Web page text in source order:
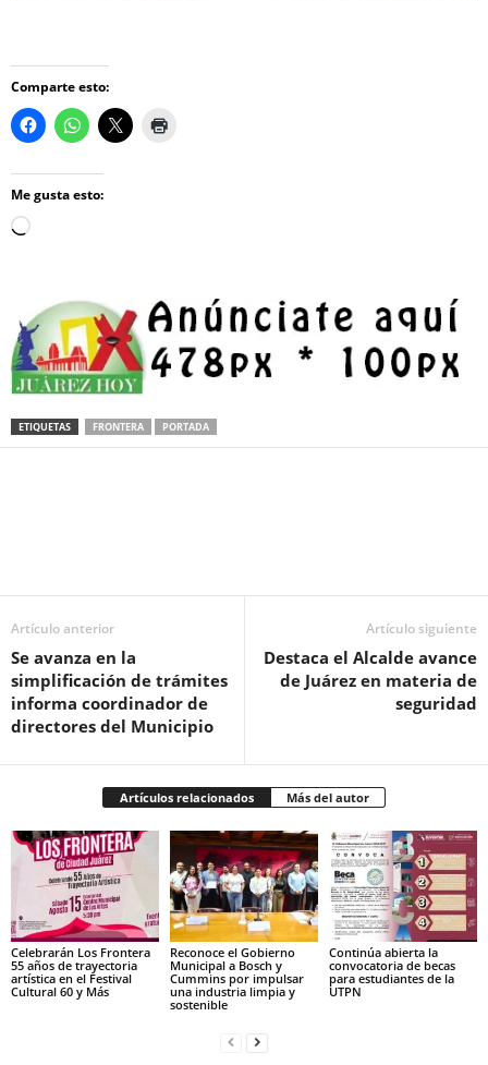
Comparte esto:
Me gusta esto:
Loading…
ETIQUETAS FRONTERA PORTADA
Artículo anterior
Se avanza en la
simplificación de trámites
informa coordinador de
directores del Municipio
Artículo siguiente
Destaca el Alcalde avance
de Juárez en materia de
seguridad
Artículos relacionados Más del autor
Celebrarán Los Frontera
55 años de trayectoria
artística en el Festival
Cultural 60 y Más
Reconoce el Gobierno
Municipal a Bosch y
Cummins por impulsar
una industria limpia y
sostenible
Continúa abierta la
convocatoria de becas
para estudiantes de la
UTPN